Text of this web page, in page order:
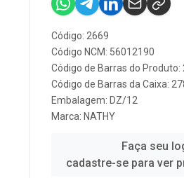
Código: 2669
Código NCM: 56012190
Código de Barras do
Código de Barras da Caixa:
Embalagem: DZ/12
Marca: NATHY
Faça seu
cadastre-se para ver